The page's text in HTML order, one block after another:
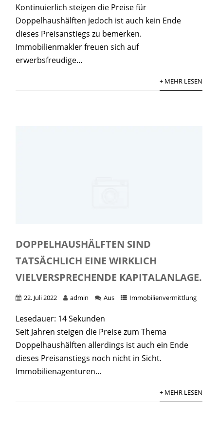
Kontinuierlich steigen die Preise für
Doppelhaushälften jedoch ist auch kein Ende
dieses Preisanstiegs zu bemerken.
Immobilienmakler freuen sich auf
erwerbsfreudige...
+ MEHR LESEN
DOPPELHAUSHÄLFTEN SIND
TATSÄCHLICH EINE WIRKLICH
VIELVERSPRECHENDE KAPITALANLAGE.
22. Juli 2022 admin Aus Immobilienvermittlung
Lesedauer: 14 Sekunden
Seit Jahren steigen die Preise zum Thema
Doppelhaushälften allerdings ist auch ein Ende
dieses Preisanstiegs noch nicht in Sicht.
Immobilienagenturen...
+ MEHR LESEN